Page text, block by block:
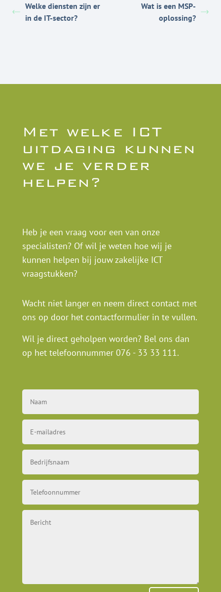
Welke diensten zijn er
in de IT-sector?
Wat is een MSP-
oplossing?
Met welke ICT
uitdaging kunnen
we je verder
helpen?
Heb je een vraag voor een van onze
specialisten? Of wil je weten hoe wij je
kunnen helpen bij jouw zakelijke ICT
vraagstukken?
Wacht niet langer en neem direct contact met
ons op door het contactformulier in te vullen.
Wil je direct geholpen worden? Bel ons dan
op het telefoonnummer 076 - 33 33 111.